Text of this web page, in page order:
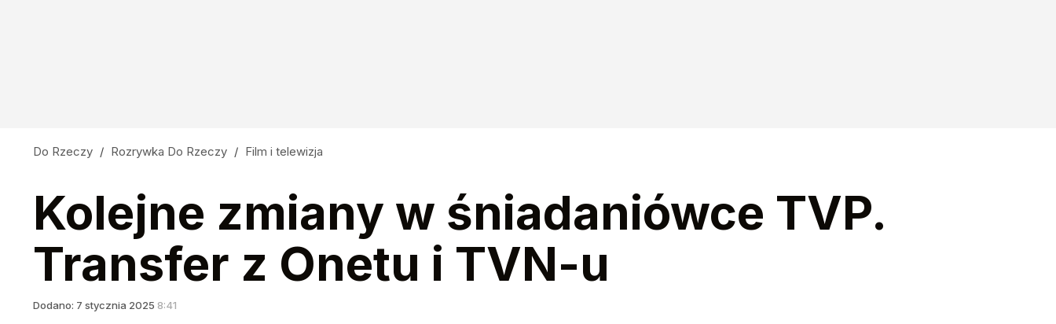
Do Rzeczy / Rozrywka Do Rzeczy / Film i telewizja
Kolejne zmiany w śniadaniówce TVP.
Transfer z Onetu i TVN-u
Dodano: 7 stycznia 2025 8:41